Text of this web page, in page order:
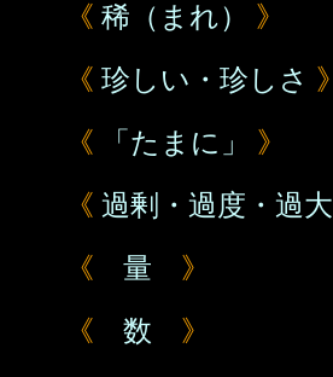
《 稀（まれ）
》
《 珍しい・珍しさ 》
《
「たまに」
》
《 過剰・過度・過大
《 量 》
《 数 》